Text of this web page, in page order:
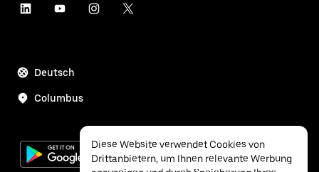
Deutsch
Columbus
Diese Website verwendet Cookies von
Drittanbietern, um Ihnen relevante Werbung